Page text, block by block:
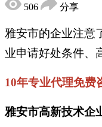
506
分享
雅安市的企业注意
业申请好处条件、
10年专业代理免费
雅安市高新技术企